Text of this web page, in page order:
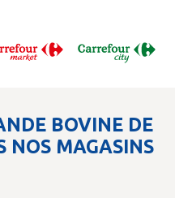
BOVINE DE
NOS MAGASINS